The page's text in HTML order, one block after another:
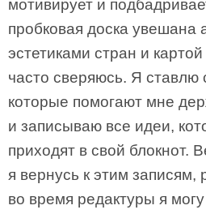
мотивирует и
пробковая доска увешана
эстетиками стран и
часто сверяюсь. Я
которые помогают мне
и записываю все идеи,
приходят в свой блокнот.
я вернусь к этим записям,
во время редактуры я